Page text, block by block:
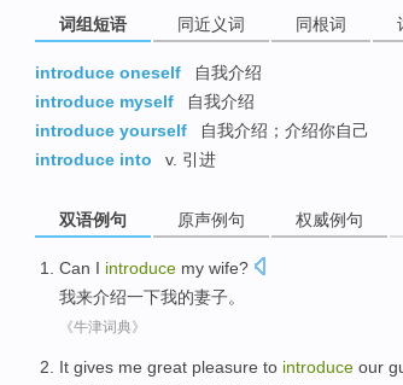
词组短语 同近义词 同根词
introduce oneself
自我介绍
introduce myself
自我介绍
introduce yourself
自我介绍；介绍你自己
introduce into
v. 引进
双语例句 原声例句 权威例句
Can I introduce my wife?
我来介绍一下我的妻子。
《牛津词典》
It gives me great pleasure to introduce our